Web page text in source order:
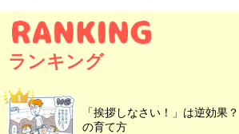
ランキング
「挨拶しなさい！」は逆効果
の育て方